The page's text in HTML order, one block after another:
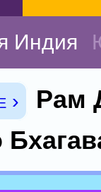
Индия
›
Рам